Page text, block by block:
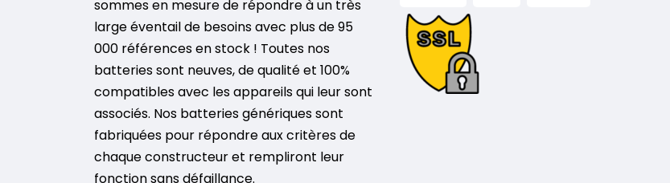
sommes en mesure de répondre à un très
large éventail de besoins avec plus de 95
000 références en stock ! Toutes nos
batteries sont neuves, de qualité et 100%
compatibles avec les appareils qui leur sont
associés. Nos batteries génériques sont
fabriquées pour répondre aux critères de
chaque constructeur et rempliront leur
fonction sans défaillance.